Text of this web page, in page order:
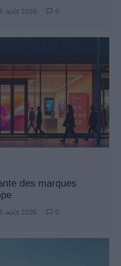
5 août 2026 0
des marques
5 août 2026 0